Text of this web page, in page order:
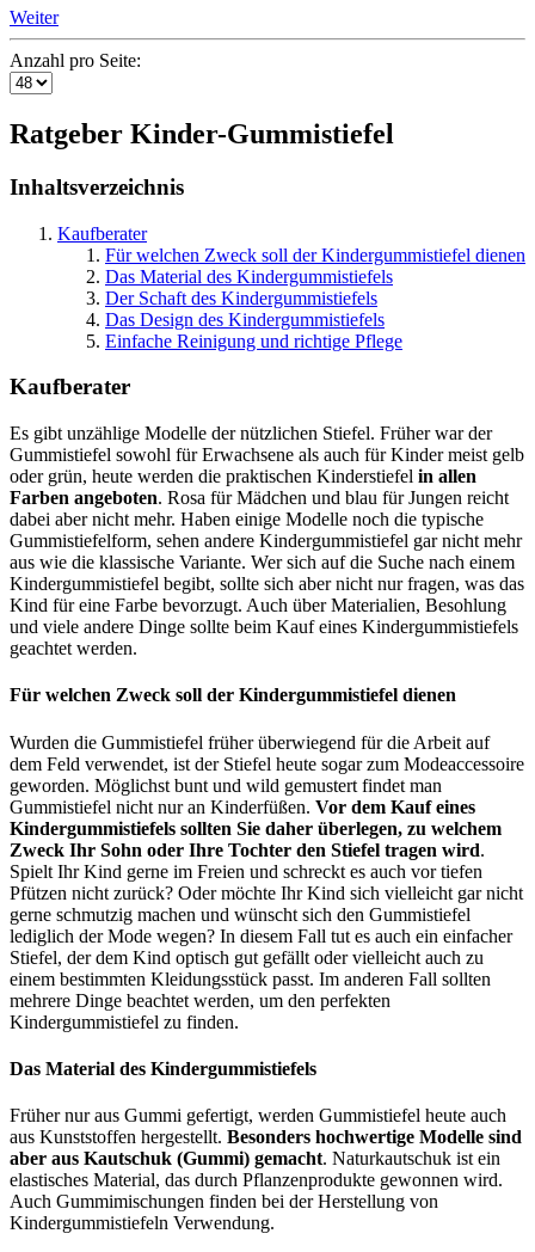
Weiter
Anzahl pro Seite:
Ratgeber Kinder-Gummistiefel
Inhaltsverzeichnis
Kaufberater
Für welchen Zweck soll der Kindergummistiefel dienen
Das Material des Kindergummistiefels
Der Schaft des Kindergummistiefels
Das Design des Kindergummistiefels
Einfache Reinigung und richtige Pflege
Kaufberater
Es gibt unzählige Modelle der nützlichen Stiefel. Früher war der
Gummistiefel sowohl für Erwachsene als auch für Kinder meist gelb
oder grün, heute werden die praktischen Kinderstiefel in allen
Farben angeboten. Rosa für Mädchen und blau für Jungen reicht
dabei aber nicht mehr. Haben einige Modelle noch die typische
Gummistiefelform, sehen andere Kindergummistiefel gar nicht mehr
aus wie die klassische Variante. Wer sich auf die Suche nach einem
Kindergummistiefel begibt, sollte sich aber nicht nur fragen, was das
Kind für eine Farbe bevorzugt. Auch über Materialien, Besohlung
und viele andere Dinge sollte beim Kauf eines Kindergummistiefels
geachtet werden.
Für welchen Zweck soll der Kindergummistiefel dienen
Wurden die Gummistiefel früher überwiegend für die Arbeit auf
dem Feld verwendet, ist der Stiefel heute sogar zum Modeaccessoire
geworden. Möglichst bunt und wild gemustert findet man
Gummistiefel nicht nur an Kinderfüßen. Vor dem Kauf eines
Kindergummistiefels sollten Sie daher überlegen, zu welchem
Zweck Ihr Sohn oder Ihre Tochter den Stiefel tragen wird.
Spielt Ihr Kind gerne im Freien und schreckt es auch vor tiefen
Pfützen nicht zurück? Oder möchte Ihr Kind sich vielleicht gar nicht
gerne schmutzig machen und wünscht sich den Gummistiefel
lediglich der Mode wegen? In diesem Fall tut es auch ein einfacher
Stiefel, der dem Kind optisch gut gefällt oder vielleicht auch zu
einem bestimmten Kleidungsstück passt. Im anderen Fall sollten
mehrere Dinge beachtet werden, um den perfekten
Kindergummistiefel zu finden.
Das Material des Kindergummistiefels
Früher nur aus Gummi gefertigt, werden Gummistiefel heute auch
aus Kunststoffen hergestellt. Besonders hochwertige Modelle sind
aber aus Kautschuk (Gummi) gemacht. Naturkautschuk ist ein
elastisches Material, das durch Pflanzenprodukte gewonnen wird.
Auch Gummimischungen finden bei der Herstellung von
Kindergummistiefeln Verwendung.